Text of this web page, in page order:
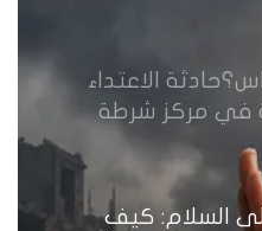
الاعتداء
في مركز شرطة
الداخلية العراقية
النساء واستعادة
السلام: كيف